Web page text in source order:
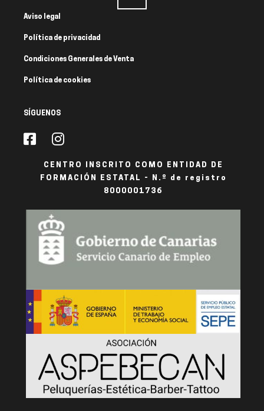
Aviso legal
Política de privacidad
Condiciones Generales de Venta
Política de cookies
SÍGUENOS
CENTRO INSCRITO COMO ENTIDAD DE
FORMACIÓN ESTATAL - N.º de registro
8000001736